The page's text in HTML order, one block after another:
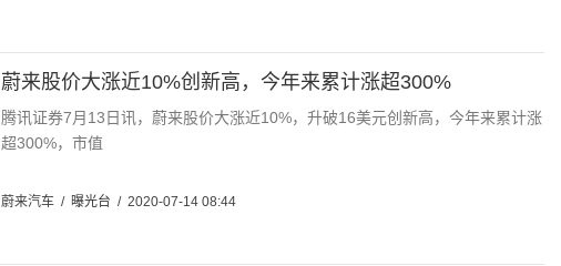
蔚来股价大涨近10%创新高，今年来累计涨超300%
腾讯证券7月13日讯，蔚来股价大涨近10%，升破16美元创新高，今年来累计涨
超300%，市值
蔚来汽车 / 曝光台 / 2020-07-14 08:44